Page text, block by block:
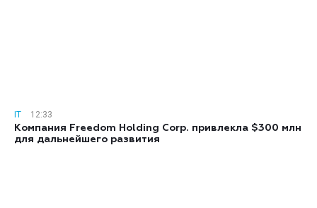
IT
12:33
Компания Freedom Holding Corp. привлекла $300 млн
для дальнейшего развития